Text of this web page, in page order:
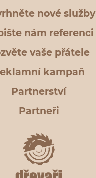
nové služby
nám referenci
vaše přátele
kampaň
Partnerství
Partneři